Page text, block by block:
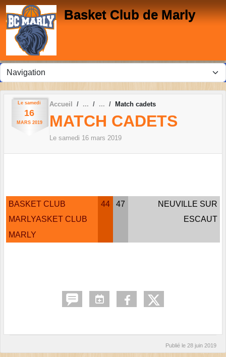
Basket Club de Marly
Le samedi
16
MARS 2019
Accueil Match cadets
MATCH CADETS
Le samedi 16 mars 2019
BASKET CLUB
MARLYASKET CLUB
MARLY
44 47
NEUVILLE SUR
ESCAUT
Publié le 28 juin 2019
Panneau de gestion des cookies